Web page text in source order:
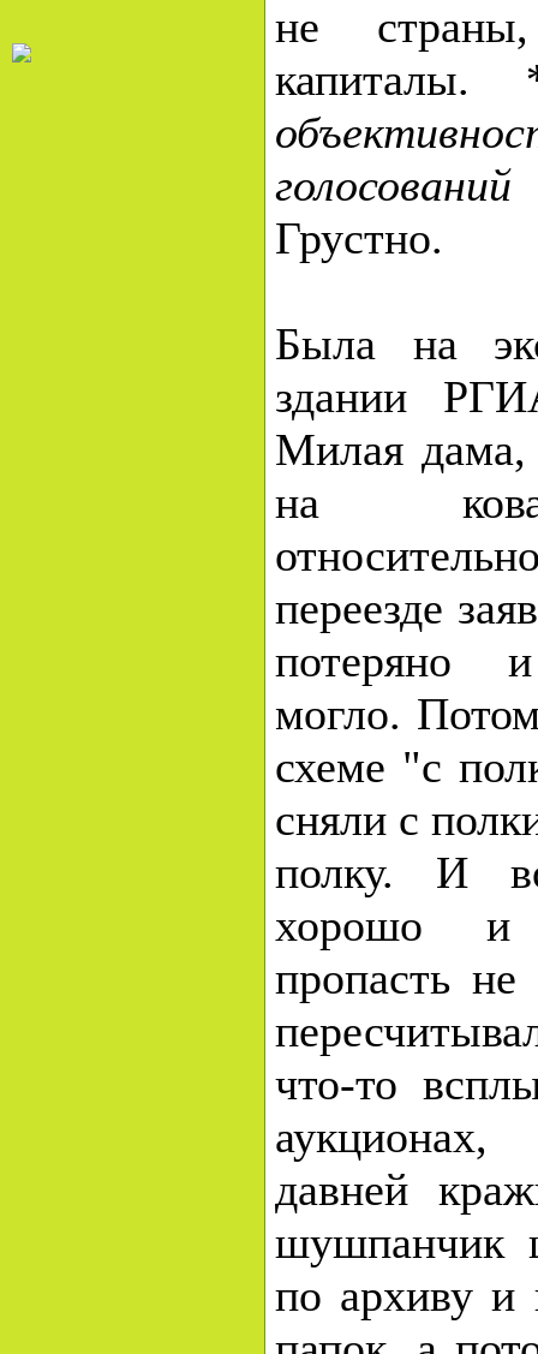
не
капиталы.
Грустно.
Была на
здании
Милая дама,
на
переезде
потеряно
могло.
схеме "с
сняли с
полку. И
хорошо и
пропасть
что-то
давней
шушпанчик
по архиву и